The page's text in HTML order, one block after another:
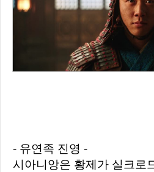
- 유연족 진영 -
시아니앙은 황제가 실크로